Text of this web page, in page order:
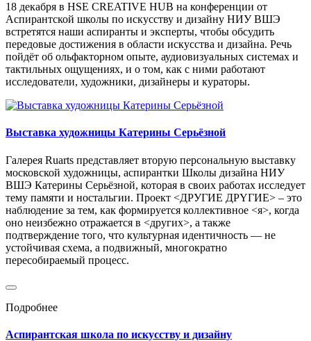
18 декабря в HSE CREATIVE HUB на конференции от
Аспирантской школы по искусству и дизайну НИУ ВШЭ
встретятся наши аспиранты и эксперты, чтобы обсудить
передовые достижения в области искусства и дизайна. Речь
пойдёт об ольфакторном опыте, аудиовизуальных системах и
тактильных ощущениях, и о том, как с ними работают
исследователи, художники, дизайнеры и кураторы.
Выставка художницы Катерины Серьёзной
Галерея Ruarts представляет вторую персональную выставку
московской художницы, аспирантки Школы дизайна НИУ
ВШЭ Катерины Серьёзной, которая в своих работах исследует
тему памяти и ностальгии. Проект <ДРУГИЕ ДРYГИЕ> – это
наблюдение за тем, как формируется коллективное <я>, когда
оно неизбежно отражается в <других>, а также
подтверждение того, что культурная идентичность — не
устойчивая схема, а подвижный, многократно
пересобираемый процесс.
Подробнее
Аспирантская школа по искусству и дизайну